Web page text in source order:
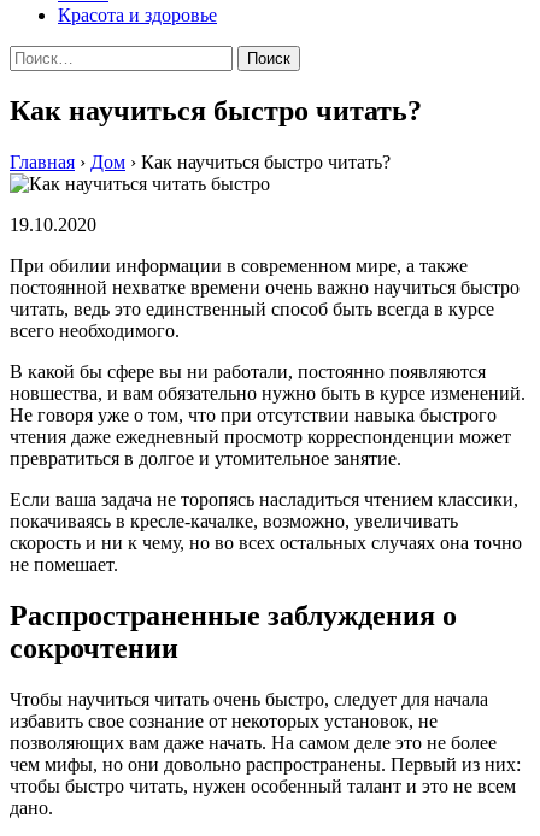
Красота и здоровье
Найти:
Как научиться быстро читать?
Главная › Дом › Как научиться быстро читать?
19.10.2020
При обилии информации в современном мире, а также
постоянной нехватке времени очень важно научиться быстро
читать, ведь это единственный способ быть всегда в курсе
всего необходимого.
В какой бы сфере вы ни работали, постоянно появляются
новшества, и вам обязательно нужно быть в курсе изменений.
Не говоря уже о том, что при отсутствии навыка быстрого
чтения даже ежедневный просмотр корреспонденции может
превратиться в долгое и утомительное занятие.
Если ваша задача не торопясь насладиться чтением классики,
покачиваясь в кресле-качалке, возможно, увеличивать
скорость и ни к чему, но во всех остальных случаях она точно
не помешает.
Распространенные заблуждения о
сокрочтении
Чтобы научиться читать очень быстро, следует для начала
избавить свое сознание от некоторых установок, не
позволяющих вам даже начать. На самом деле это не более
чем мифы, но они довольно распространены. Первый из них:
чтобы быстро читать, нужен особенный талант и это не всем
дано.